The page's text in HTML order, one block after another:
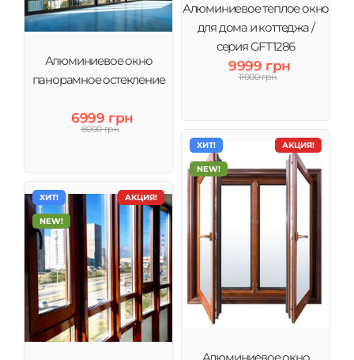
Алюминиевое теплое окно
для дома и коттеджа /
серия GFT1286
9999 грн
11000 грн
Алюминиевое окно
панорамное остекление
6999 грн
8000 грн
АКЦИЯ!
ХИТ!
NEW!
АКЦИЯ!
ХИТ!
NEW!